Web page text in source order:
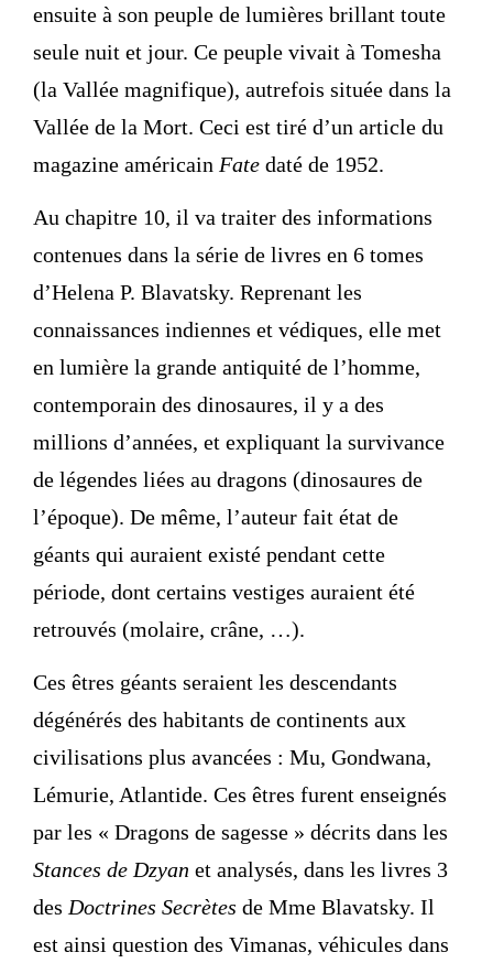
ensuite à son peuple de lumières brillant toute
seule nuit et jour. Ce peuple vivait à Tomesha
(la Vallée magnifique), autrefois située dans la
Vallée de la Mort. Ceci est tiré d’un article du
magazine américain Fate daté de 1952.
Au chapitre 10, il va traiter des informations
contenues dans la série de livres en 6 tomes
d’Helena P. Blavatsky. Reprenant les
connaissances indiennes et védiques, elle met
en lumière la grande antiquité de l’homme,
contemporain des dinosaures, il y a des
millions d’années, et expliquant la survivance
de légendes liées au dragons (dinosaures de
l’époque). De même, l’auteur fait état de
géants qui auraient existé pendant cette
période, dont certains vestiges auraient été
retrouvés (molaire, crâne, …).
Ces êtres géants seraient les descendants
dégénérés des habitants de continents aux
civilisations plus avancées : Mu, Gondwana,
Lémurie, Atlantide. Ces êtres furent enseignés
par les « Dragons de sagesse » décrits dans les
Stances de Dzyan et analysés, dans les livres 3
des Doctrines Secrètes de Mme Blavatsky. Il
est ainsi question des Vimanas, véhicules dans